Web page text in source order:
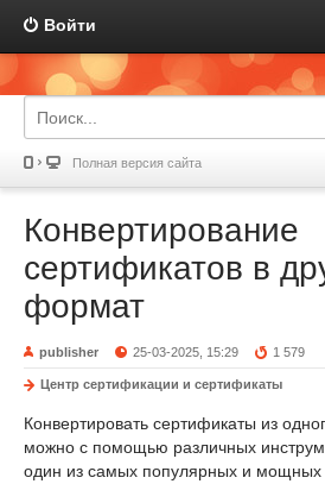
Войти
Полная версия сайта
Конвертирование
сертификатов в
формат
publisher 25-03-2025, 15:29 1 579
Центр сертификации и сертификаты
Конвертировать сертификаты из
можно с помощью различных
один из самых популярных и мощных